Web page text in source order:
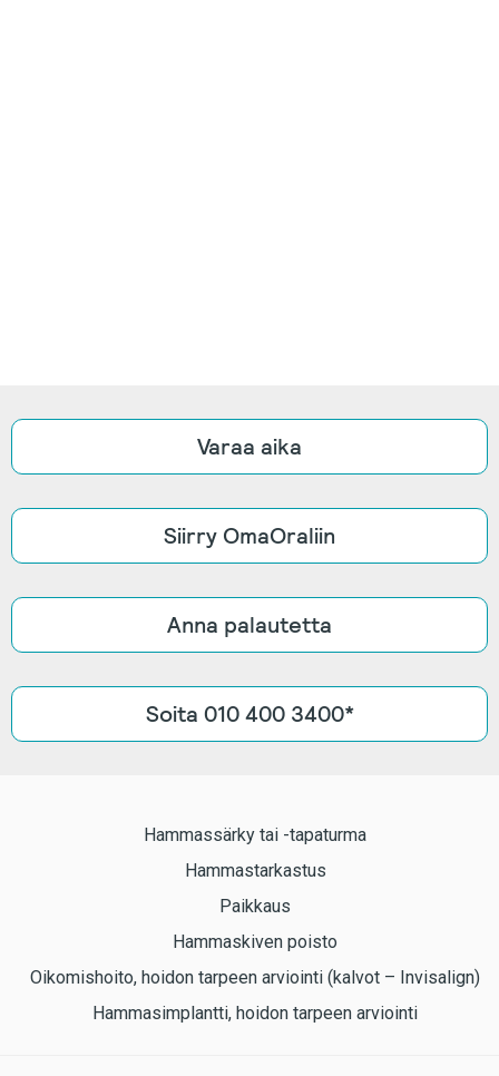
Varaa aika
Siirry OmaOraliin
Anna palautetta
Soita 010 400 3400*
Hammassärky tai -tapaturma
Hammastarkastus
Paikkaus
Hammaskiven poisto
Oikomishoito, hoidon tarpeen arviointi (kalvot – Invisalign)
Hammasimplantti, hoidon tarpeen arviointi